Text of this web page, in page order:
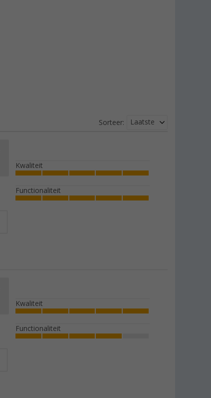
Sorteer: Laatste
Kwaliteit
Functionaliteit
Kwaliteit
Functionaliteit